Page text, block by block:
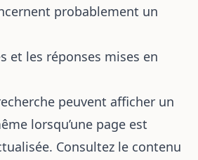
probablement un
et les réponses mises en
peuvent afficher un
lorsqu’une page est
Consultez le contenu